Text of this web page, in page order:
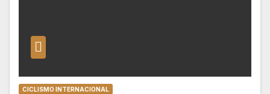
CICLISMO INTERNACIONAL